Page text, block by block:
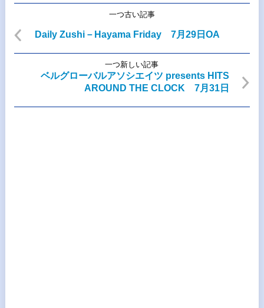
一つ古い記事
Daily Zushi－Hayama Friday 7月29日OA
一つ新しい記事
ベルグローバルアソシエイツ presents HITS
AROUND THE CLOCK 7月31日